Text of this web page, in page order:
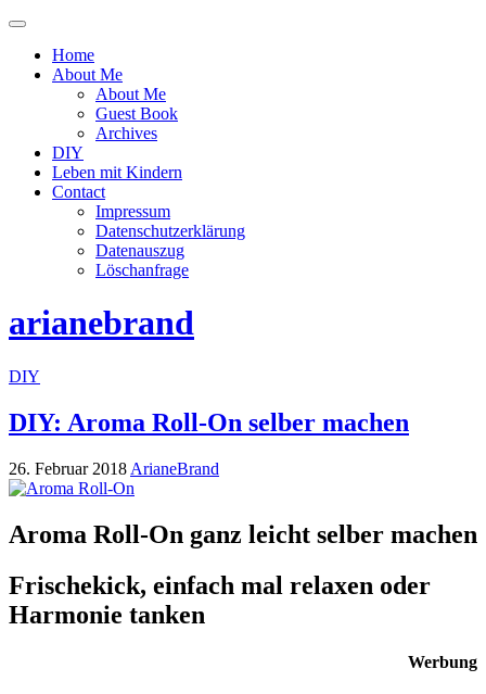
Menü
oder
ausblenden
Home
About Me
About Me
Guest Book
Archives
DIY
Leben mit Kindern
Contact
Impressum
Datenschutzerklärung
Datenauszug
Löschanfrage
arianebrand
DIY
DIY: Aroma Roll-On selber machen
26. Februar 2018 ArianeBrand
Aroma Roll-On ganz leicht selber machen
Frischekick, einfach mal relaxen oder
Harmonie tanken
Werbung